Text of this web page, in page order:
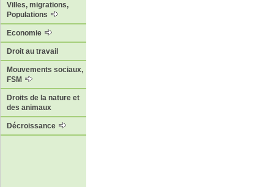
Villes, migrations,
Populations
Economie
Droit au travail
Mouvements sociaux,
FSM
Droits de la nature et
des animaux
Décroissance